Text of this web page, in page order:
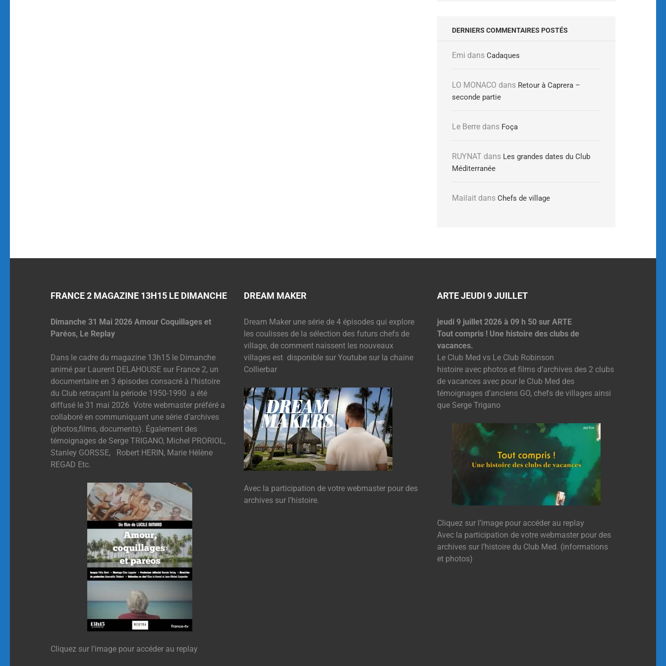
DERNIERS COMMENTAIRES POSTÉS
Emi dansCadaques
LO MONACO dans Retour à Caprera –
seconde partie
Le Berre dans Foça
RUYNAT dans Les grandes dates du Club
Méditerranée
Mailait dansChefs de village
FRANCE 2 MAGAZINE 13H15 LE DIMANCHE
Dimanche 31 Mai 2026 Amour Coquillages et
Paréos, Le Replay
Dans le cadre du magazine 13h15 le Dimanche
animé par Laurent DELAHOUSE sur France 2, un
documentaire en 3 épisodes consacré à l’histoire
du Club retraçant la période 1950-1990 a été
diffusé le 31 mai 2026 Votre webmaster préféré a
collaboré en communiquant une série d’archives
(photos,films, documents). Également des
témoignages de Serge TRIGANO, Michel PRORIOL,
Stanley GORSSE, Robert HERIN, Marie Hélène
REGAD Etc.
Cliquez sur l’image pour accéder au replay
DREAM MAKER
Dream Maker une série de 4 épisodes qui explore
les coulisses de la sélection des futurs chefs de
village, de comment naissent les nouveaux
villages est disponible sur Youtube sur la chaine
Collierbar
Avec la participation de votre webmaster pour des
archives sur l’histoire.
ARTE JEUDI 9 JUILLET
jeudi 9 juillet 2026 à 09 h 50 sur ARTE
Tout compris ! Une histoire des clubs de
vacances.
Le Club Med vs Le Club Robinson
histoire avec photos et films d’archives des 2 clubs
de vacances avec pour le Club Med des
témoignages d’anciens GO, chefs de villages ainsi
que Serge Trigano
Cliquez sur l’image pour accéder au replay
Avec la participation de votre webmaster pour des
archives sur l’histoire du Club Med. (informations
et photos)